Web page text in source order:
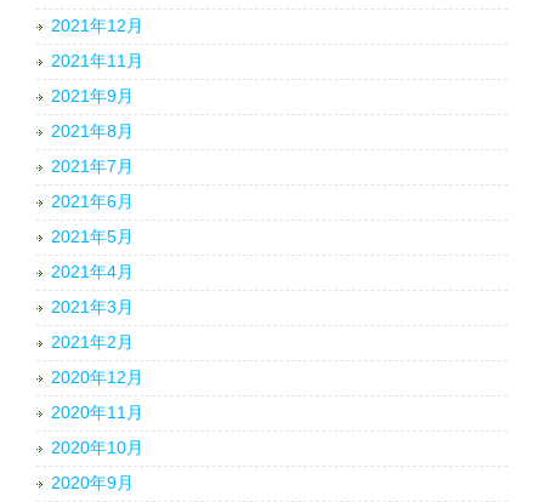
2021年12月
2021年11月
2021年9月
2021年8月
2021年7月
2021年6月
2021年5月
2021年4月
2021年3月
2021年2月
2020年12月
2020年11月
2020年10月
2020年9月